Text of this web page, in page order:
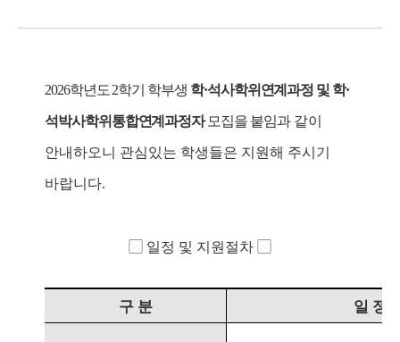
2026학년도 2학기 학부생 학·석사학위연계과정 및 학·
석박사학위통합연계과정자 모집을 붙임과 같이
안내하오니 관심있는 학생들은 지원해 주시기
바랍니다.
일정 및 지원절차
구 분 일 정